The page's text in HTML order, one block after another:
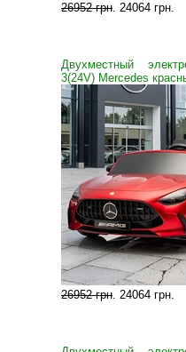
26952 грн. 24064 грн.
Двухместный
3(24V) Mercedes
26952 грн. 24064 грн.